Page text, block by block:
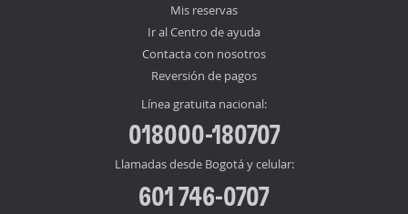
Mis reservas
Ir al Centro de ayuda
Contacta con nosotros
Reversión de pagos
Línea gratuita nacional:
018000-180707
Llamadas desde Bogotá y celular:
601 746-0707